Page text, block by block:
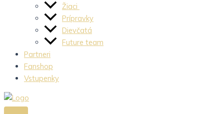
Žiaci
Prípravky
Dievčatá
Future team
Partneri
Fanshop
Vstupenky